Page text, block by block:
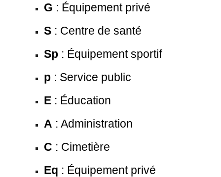
G : Équipement privé
S : Centre de santé
Sp : Équipement sportif
p : Service public
E : Éducation
A : Administration
C : Cimetière
Eq : Équipement privé